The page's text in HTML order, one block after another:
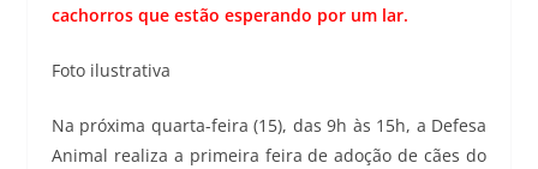
cachorros que estão esperando por um lar.
Foto ilustrativa
Na próxima quarta-feira (15), das 9h às 15h, a Defesa
Animal realiza a primeira feira de adoção de cães do